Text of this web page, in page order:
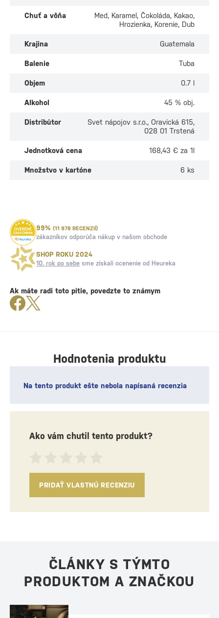
Chuť a vôňa
Med, Karamel, Čokoláda, Kakao,
Hrozienka, Korenie, Dub
Krajina Guatemala
Balenie Tuba
Objem 0.7 l
Alkohol 45 % obj.
Distribútor
Svet nápojov s.r.o., Oravická 615,
028 01 Trstená
Jednotková cena 168,43 € za 1l
Množstvo v kartóne 6 ks
Hodnotenia produktu
Na tento produkt ešte nebola napísaná recenzia
Ako vám chutil tento produkt?
PRIDAŤ VLASTNÚ RECENZIU
99% (11 978 RECENZIÍ)
zákazníkov odporúča nákup v našom obchode
SHOP ROKU 2024
10. rok po sebe sme získali ocenenie od Heureka
Ak máte radi toto pitie, povedzte to známym
ČLÁNKY S TÝMTO
PRODUKTOM A ZNAČKOU